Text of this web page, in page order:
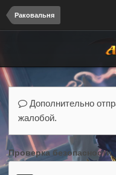
Раковальня
Дополнительно
жалобой.
Проверка безопасности